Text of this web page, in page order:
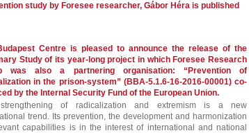
study by Foresee researcher, Gábor Héra is published
Centre is pleased to announce the release of the
Study of its year-long project in which Foresee Research
was also a partnering organisation: “Prevention of
in the prison-system” (BBA-5.1.6-16-2016-00001) co-
by the Internal Security Fund of the European Union.
of radicalization and extremism is a new
trend. Its prevention, the development and harmonization
capabilities is in the interest of international and national